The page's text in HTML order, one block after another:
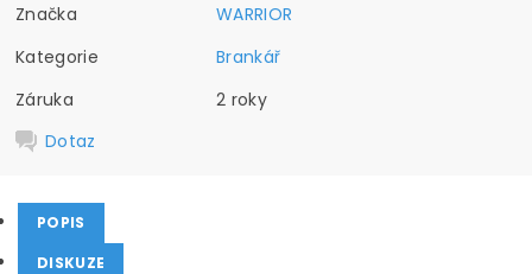
Značka
WARRIOR
Kategorie
Brankář
Záruka
2 roky
Dotaz
POPIS
DISKUZE